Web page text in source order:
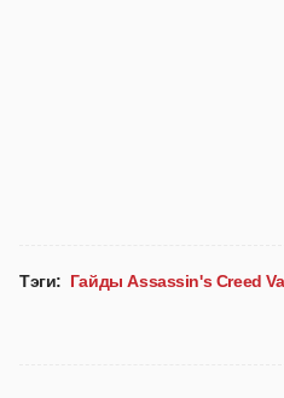
Тэги: Гайды Assassin's Creed